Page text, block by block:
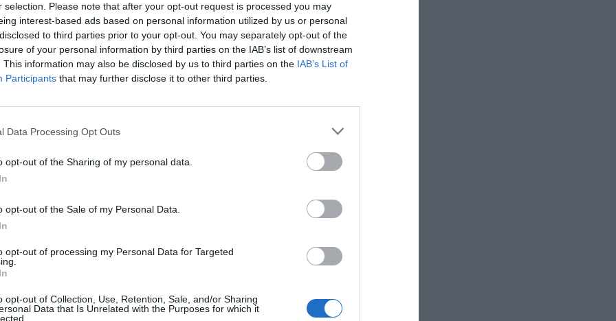
selection. Please note that after your opt-out request is processed you may
interest-based ads based on personal information utilized by us or personal
to third parties prior to your opt-out. You may separately opt-out of the
of your personal information by third parties on the IAB’s list of downstream
This information may also be disclosed by us to third parties on the IAB’s List of
Participants that may further disclose it to other third parties.
Data Processing Opt Outs
opt-out of the Sharing of my personal data.
opt-out of the Sale of my Personal Data.
opt-out of processing my Personal Data for Targeted
opt-out of Collection, Use, Retention, Sale, and/or Sharing
Data that Is Unrelated with the Purposes for which it
«Distinción de
Farmacéuticos de
para la lucha contra el SIDA del País Vasco, recibió
Oficial de Farmacéuticos de Bizkaia (COFBI) como
por parte de las farmacias». El acto tuvo lugar
del encuentro anual de colegiados.
han realizado el test rápido del
desde 2009